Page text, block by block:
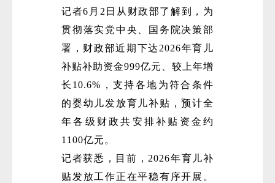
记者6月2日从财政部了解到，为
贯彻落实党中央、国务院决策部
署，财政部近期下达2026年育儿
补贴补助资金999亿元、较上年增
长10.6%，支持各地为符合条件
的婴幼儿发放育儿补贴，预计全
年各级财政共安排补贴资金约
1100亿元。
记者获悉，目前，2026年育儿补
贴发放工作正在平稳有序开展。